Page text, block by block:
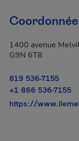
1400 avenue
G9N 6T8
819 536-7155
+1 866 536-7155
https://